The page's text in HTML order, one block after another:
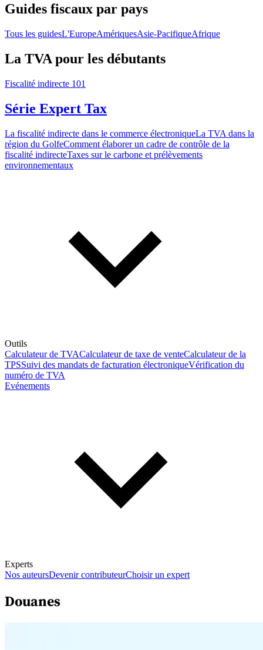
Guides fiscaux par pays
Tous les guidesL'EuropeAmériquesAsie-PacifiqueAfrique
La TVA pour les débutants
Fiscalité indirecte 101
Série Expert Tax
La fiscalité indirecte dans le commerce électroniqueLa TVA dans la
région du GolfeComment élaborer un cadre de contrôle de la
fiscalité indirecteTaxes sur le carbone et prélèvements
environnementaux
Outils
Calculateur de TVACalculateur de taxe de venteCalculateur de la
TPSSuivi des mandats de facturation électroniqueVérification du
numéro de TVA
Evénements
Experts
Nos auteursDevenir contributeurChoisir un expert
Douanes